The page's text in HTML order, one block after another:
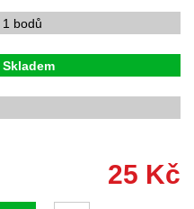
1 bodů
Skladem
25 Kč